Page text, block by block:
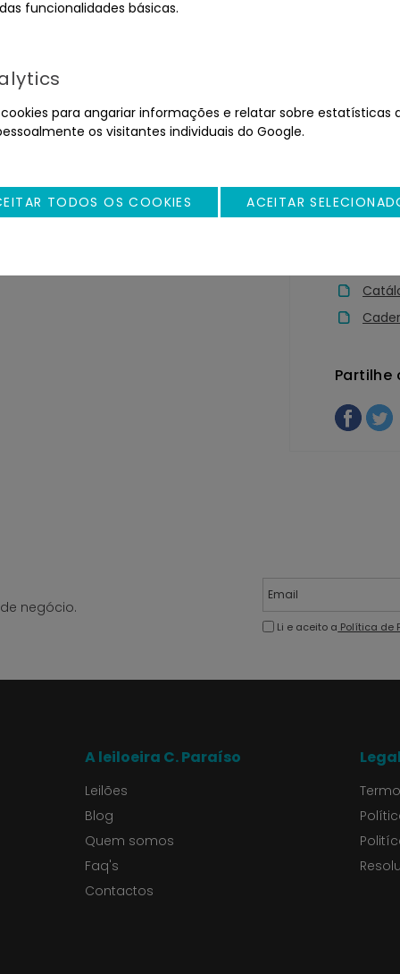
funcionalidades básicas.
para angariar informações e relatar sobre estatísticas
os visitantes individuais do Google.
TODOS OS COOKIES ACEITAR
€
Partilhe
negócio.
Li e aceito a Política de
A leiloeira C. Paraíso
Leilões
Blog
Quem somos
Faq's
Contactos
Legal